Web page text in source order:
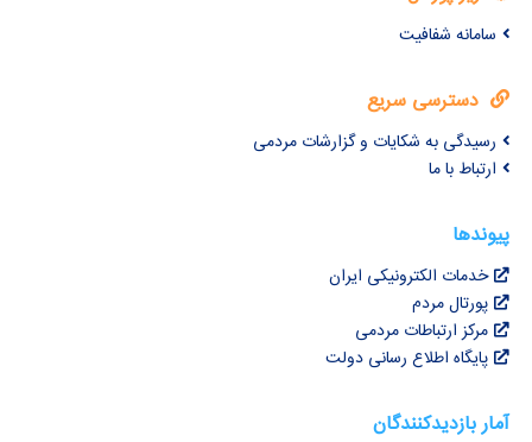
سامانه شفافیت
دسترسی سریع
رسیدگی به شکایات و گزارشات مردمی
ارتباط با ما
پیوندها
خدمات الکترونیکی ایران
پورتال مردم
مرکز ارتباطات مردمی
پایگاه اطلاع رسانی دولت
آمار بازدیدکنندگان